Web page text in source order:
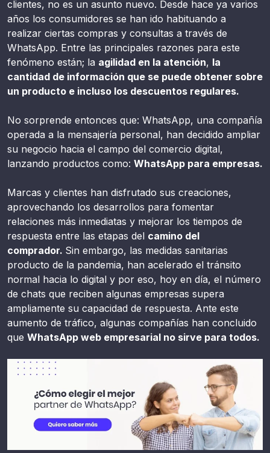
clientes, no es un asunto nuevo. Desde hace ya varios
años los consumidores se han ido habituando a
realizar ciertas compras y consultas a través de
WhatsApp. Entre las principales razones para este
fenómeno están; la agilidad en la atención, la
cantidad de información que se puede obtener sobre
un producto e incluso los descuentos regulares.
No sorprende entonces que: WhatsApp, una compañía
operada a la mensajería personal, han decidido ampliar
su negocio hacia el campo del comercio digital,
lanzando productos como: WhatsApp para empresas.
Marcas y clientes han disfrutado sus creaciones,
aprovechando los desarrollos para fomentar
relaciones más inmediatas y mejorar los tiempos de
respuesta entre las etapas del camino del
comprador. Sin embargo, las medidas sanitarias
producto de la pandemia, han acelerado el tránsito
normal hacia lo digital y por eso, hoy en día, el número
de chats que reciben algunas empresas supera
ampliamente su capacidad de respuesta. Ante este
aumento de tráfico, algunas compañías han concluido
que WhatsApp web empresarial no sirve para todos.